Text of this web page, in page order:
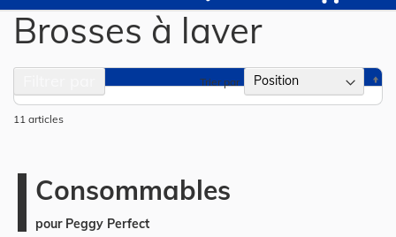
Brosses à laver
11 articles
Trier par
Consommables
pour Peggy Perfect